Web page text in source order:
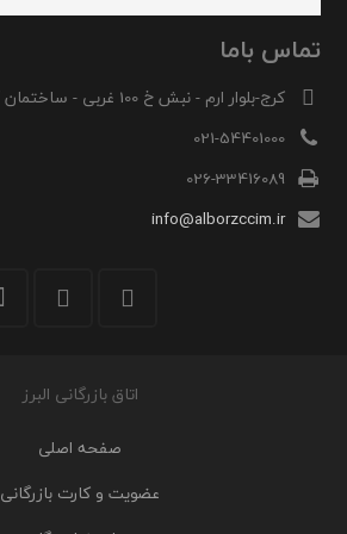
تماس باما
کرج-بلوار ارم - نبش خ 100 غربی - ساختمان آناهیتا
021-54401000
026-33416089
info@alborzccim.ir
اتاق بازرگانی البرز
صفحه اصلی
عضویت و کارت بازرگانی